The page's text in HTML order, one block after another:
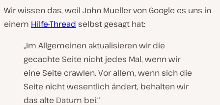
Wir wissen das, weil John Mueller von Google es uns in
einem Hilfe-Thread selbst gesagt hat:
„Im Allgemeinen aktualisieren wir die
gecachte Seite nicht jedes Mal, wenn wir
eine Seite crawlen. Vor allem, wenn sich die
Seite nicht wesentlich ändert, behalten wir
das alte Datum bei.“